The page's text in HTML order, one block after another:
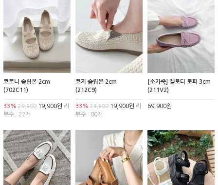
코르니 슬립온 2cm
(702C11)
33% 29,900 19,900원 리
뷰수 : 22개
코지 슬립온 2cm
(212C9)
33% 29,90019,900원 리
뷰수 : 80개
[소가죽] 멜로디 로퍼 3cm
(211V2)
69,900원